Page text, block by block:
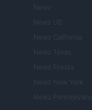
Newz
Newz US
Newz California
Newz Texas
Newz Florida
Newz New York
Newz Pennsylvania